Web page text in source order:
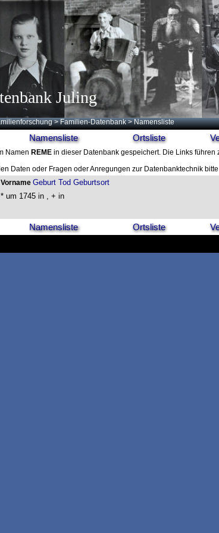
Juling
>Familien-Datenbank > Namensliste
Namensliste Ortsliste
Namen REME in dieser Datenbank gespeichert. Die Links
Daten oder Fragen oder Anregungen zur Datenbanktechnik
Vorname Geburt Tod Geburtsort
* um 1745 in , + in
Namensliste Ortsliste